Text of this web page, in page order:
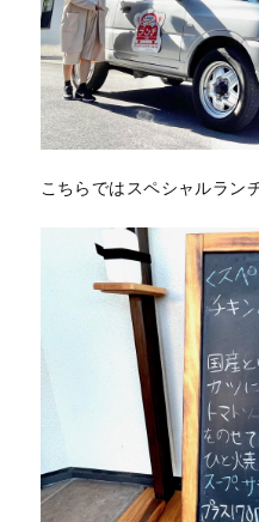
こちらではスペシャルラン